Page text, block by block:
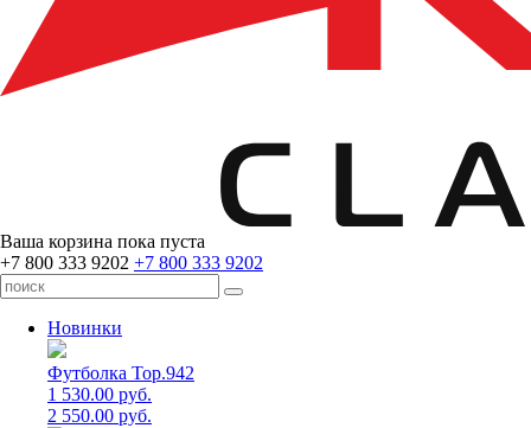
Ваша корзина пока пуста
+7 800 333 9202 +7 800 333 9202
Новинки
Футболка Top.942
1 530.00 руб.
2 550.00 руб.